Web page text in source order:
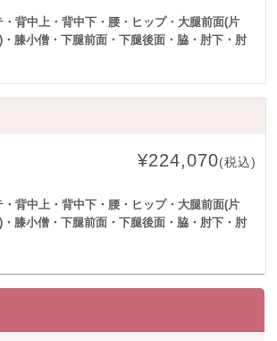
背中上・背中下・腰・ヒップ・大腿前面(片
・膝小僧・下腿前面・下腿後面・脇・肘下・肘
¥224,070(税込)
背中上・背中下・腰・ヒップ・大腿前面(片
・膝小僧・下腿前面・下腿後面・脇・肘下・肘